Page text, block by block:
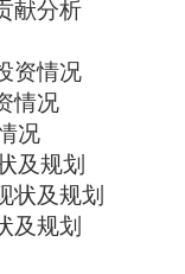
献分析
资情况
情况
况
及规划
状及规划
及规划